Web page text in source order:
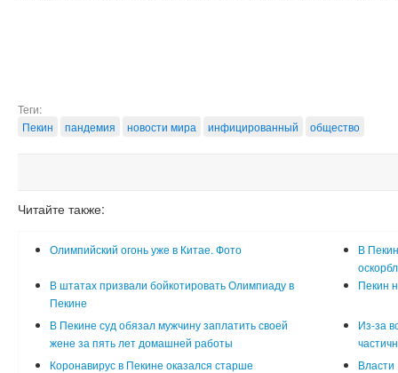
Теги:
Пекин
пандемия новости мира инфицированный общество
Читайте также:
Олимпийский огонь уже в Китае. Фото
В
В штатах призвали бойкотировать Олимпиаду в
Пекине
Пекин
В Пекине суд обязал мужчину заплатить своей
жене за пять лет домашней работы
Из-за
Коронавирус в Пекине оказался старше
Власти